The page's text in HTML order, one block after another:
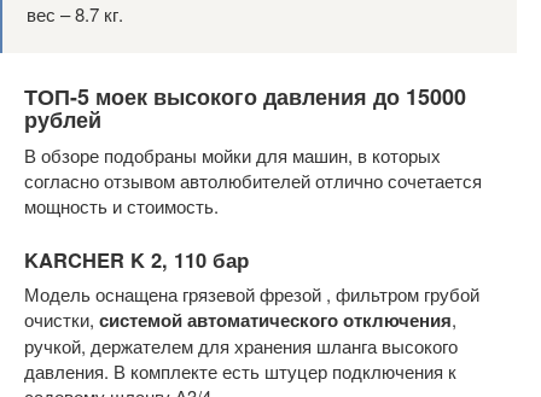
вес – 8.7 кг.
ТОП-5 моек высокого давления до 15000
рублей
В обзоре подобраны мойки для машин, в которых
согласно отзывом автолюбителей отлично сочетается
мощность и стоимость.
KARCHER K 2, 110 бар
Модель оснащена грязевой фрезой , фильтром грубой
очистки, системой автоматического отключения,
ручкой, держателем для хранения шланга высокого
давления. В комплекте есть штуцер подключения к